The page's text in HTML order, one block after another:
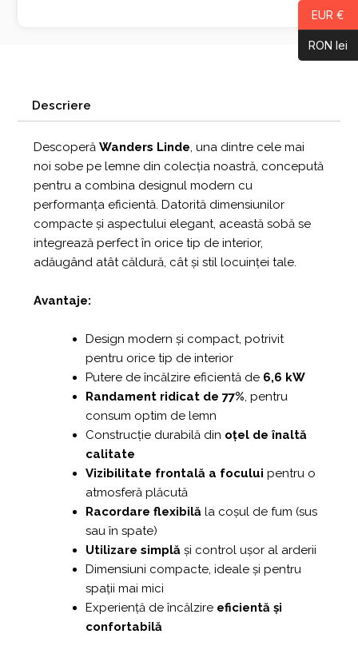
Descriere
DescoperăWanders Linde , una dintre cele mai
noi sobe pe lemne din colecția noastră, concepută
pentru a combina designul modern cu
performanța eficientă. Datorită dimensiunilor
compacte și aspectului elegant, această sobă se
integrează perfect în orice tip de interior,
adăugând atât căldură, cât și stil locuinței tale.
Avantaje:
Design modern și compact, potrivit
pentru orice tip de interior
Putere de încălzire eficientă de 6,6 kW
Randament ridicat de 77% , pentru
consum optim de lemn
Construcție durabilă din oțel de înaltă
calitate
Vizibilitate frontală a focului pentru o
atmosferă plăcută
Racordare flexibilă la coșul de fum (sus
sau în spate)
Utilizare simplă și control ușor al arderii
Dimensiuni compacte, ideale și pentru
spații mai mici
Experiență de încălzire eficientă și
confortabilă
EUR €
RON lei